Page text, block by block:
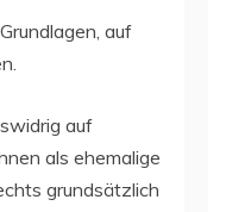
auf
auf
als ehemalige
grundsätzlich